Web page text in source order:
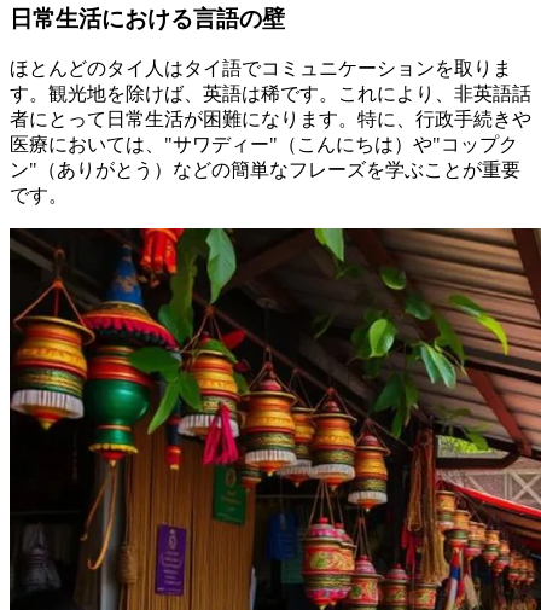
日常生活における言語の壁
ほとんどのタイ人はタイ語でコミュニケーションを取りま
す。観光地を除けば、英語は稀です。これにより、非英語話
者にとって日常生活が困難になります。特に、行政手続きや
医療においては、"サワディー"（こんにちは）や"コップク
ン"（ありがとう）などの簡単なフレーズを学ぶことが重要
です。